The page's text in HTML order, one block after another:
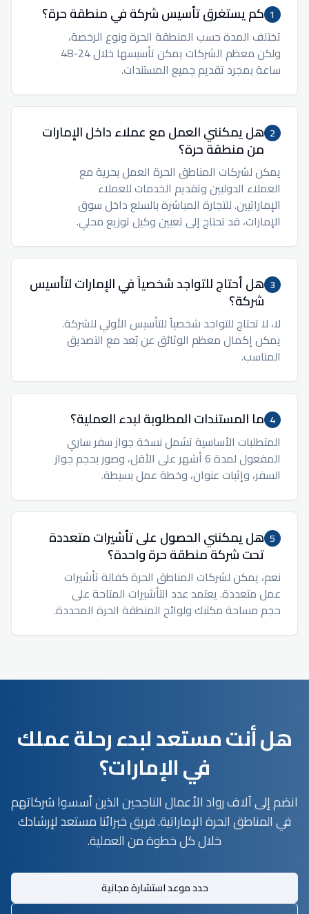
1 كم يستغرق تأسيس شركة في منطقة حرة؟
تختلف المدة حسب المنطقة الحرة ونوع الرخصة،
ولكن معظم الشركات يمكن تأسيسها خلال 24-48
ساعة بمجرد تقديم جميع المستندات.
2 هل يمكنني العمل مع عملاء داخل الإمارات
من منطقة حرة؟
يمكن لشركات المناطق الحرة العمل بحرية مع
العملاء الدوليين وتقديم الخدمات للعملاء
الإماراتيين. للتجارة المباشرة بالسلع داخل سوق
الإمارات، قد تحتاج إلى تعيين وكيل توزيع محلي.
3 هل أحتاج للتواجد شخصياً في الإمارات لتأسيس
شركة؟
لا، لا تحتاج للتواجد شخصياً للتأسيس الأولي للشركة.
يمكن إكمال معظم الوثائق عن بُعد مع التصديق
المناسب.
4 ما المستندات المطلوبة لبدء العملية؟
المتطلبات الأساسية تشمل نسخة جواز سفر ساري
المفعول لمدة 6 أشهر على الأقل، وصور بحجم جواز
السفر، وإثبات عنوان، وخطة عمل بسيطة.
5 هل يمكنني الحصول على تأشيرات متعددة
تحت شركة منطقة حرة واحدة؟
نعم، يمكن لشركات المناطق الحرة كفالة تأشيرات
عمل متعددة. يعتمد عدد التأشيرات المتاحة على
حجم مساحة مكتبك ولوائح المنطقة الحرة المحددة.
هل أنت مستعد لبدء رحلة عملك
في الإمارات؟
انضم إلى آلاف رواد الأعمال الناجحين الذين أسسوا شركاتهم
في المناطق الحرة الإماراتية. فريق خبرائنا مستعد لإرشادك
خلال كل خطوة من العملية.
حدد موعد استشارة مجانية